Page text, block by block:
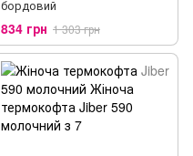
бордовий
834 грн 1 303 грн